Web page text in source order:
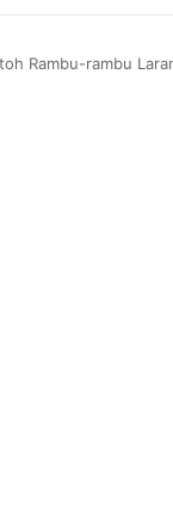
Rambu-rambu